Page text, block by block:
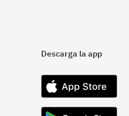
Descarga la app